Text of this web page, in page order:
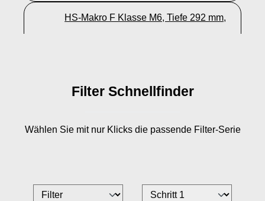
HS-Makro F Klasse M6, Tiefe 292 mm,
Filter Schnellfinder
Wählen Sie mit nur Klicks die passende Filter-Serie